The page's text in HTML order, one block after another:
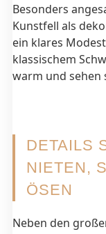
Besonders
Kunstfell als
ein klares
klassischem
warm und sehen
DETAILS
NIETEN,
EN
Neben den